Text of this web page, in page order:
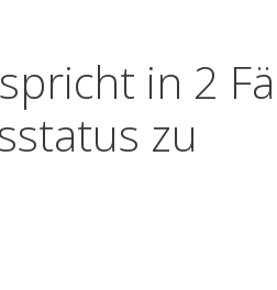
in 2
zu